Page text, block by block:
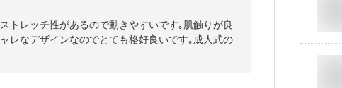
トレッチ性があるので動きやすいです｡肌触りが良
レなデザインなのでとても格好良いです｡成人式の